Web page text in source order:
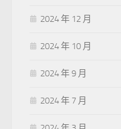
2024 年 12 月
2024 年 10 月
2024 年 9 月
2024 年 7 月